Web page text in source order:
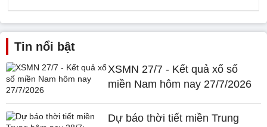
Tin nổi bật
XSMN 27/7 - Kết quả xổ số
miền Nam hôm nay 27/7/2026
Dự báo thời tiết miền Trung